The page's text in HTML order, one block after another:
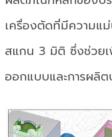
เครื่องตัดที่มีความแ
สแกน 3 มิติ ซึ่งช่วย
ออกแบบและการผลิ